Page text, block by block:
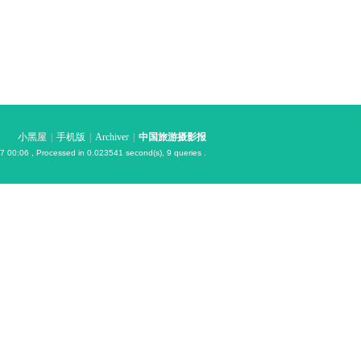
小黑屋 手机版 Archiver 中国旅游摄影报
00:06 , Processed in 0.023541 second(s), 9 queries .